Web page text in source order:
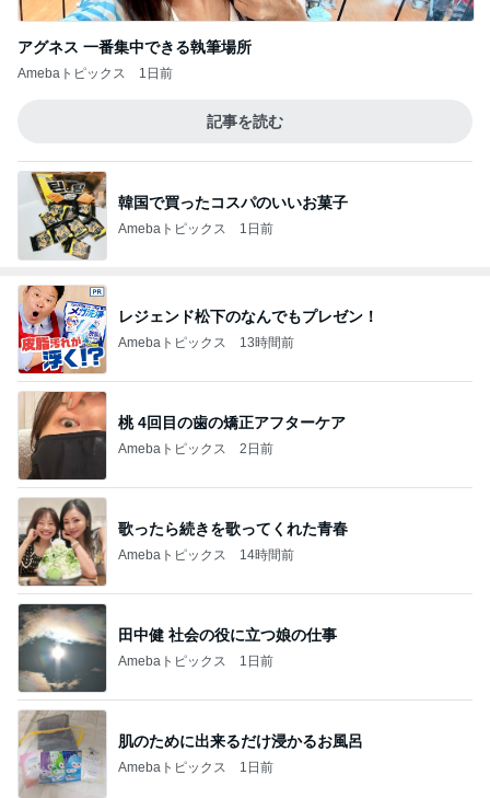
アグネス 一番集中できる執筆場所
Amebaトピックス 1日前
記事を読む
韓国で買ったコスパのいいお菓子
Amebaトピックス 1日前
レジェンド松下のなんでもプレゼン！
Amebaトピックス 13時間前
桃 4回目の歯の矯正アフターケア
Amebaトピックス 2日前
歌ったら続きを歌ってくれた青春
Amebaトピックス 14時間前
田中健 社会の役に立つ娘の仕事
Amebaトピックス 1日前
肌のために出来るだけ浸かるお風呂
Amebaトピックス 1日前